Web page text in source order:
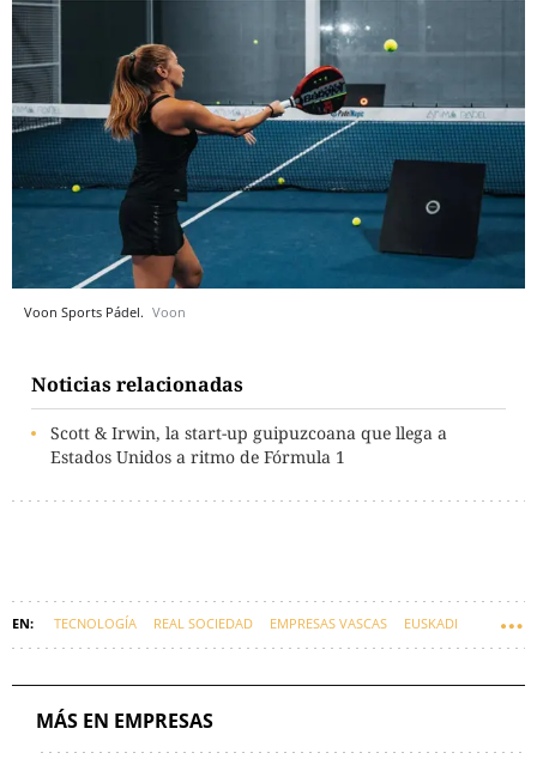
Voon Sports Pádel. Voon
Noticias relacionadas
Scott & Irwin, la start-up guipuzcoana que llega a
Estados Unidos a ritmo de Fórmula 1
TECNOLOGÍA REAL SOCIEDAD EMPRESAS VASCAS EUSKADI
MÁS EN EMPRESAS